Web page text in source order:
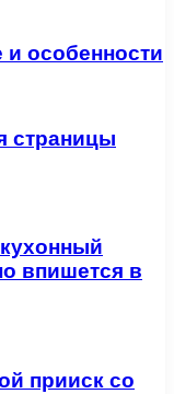
особенности
страницы
впишется в
прииск со